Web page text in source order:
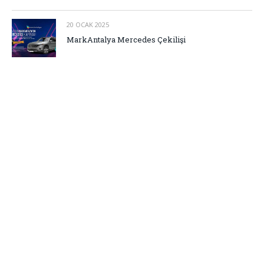
20 OCAK 2025
MarkAntalya Mercedes Çekilişi